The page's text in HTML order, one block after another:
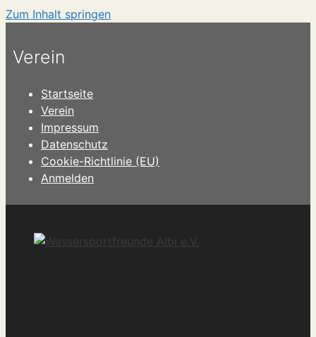
Zum Inhalt springen
Verein
Startseite
Verein
Impressum
Datenschutz
Cookie-Richtlinie (EU)
Anmelden